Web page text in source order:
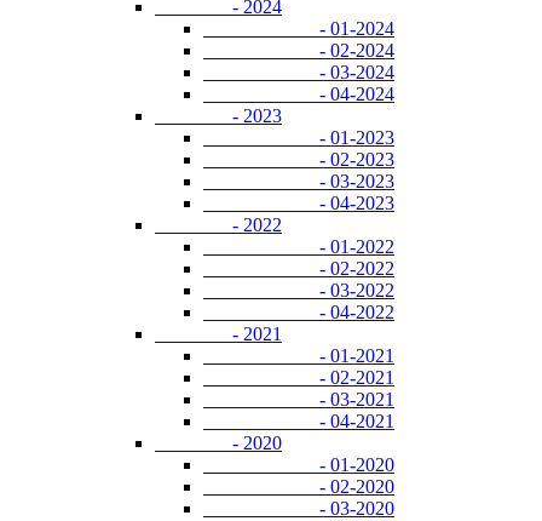
- 2024
- 01-2024
- 02-2024
- 03-2024
- 04-2024
- 2023
- 01-2023
- 02-2023
- 03-2023
- 04-2023
- 2022
- 01-2022
- 02-2022
- 03-2022
- 04-2022
- 2021
- 01-2021
- 02-2021
- 03-2021
- 04-2021
- 2020
- 01-2020
- 02-2020
- 03-2020